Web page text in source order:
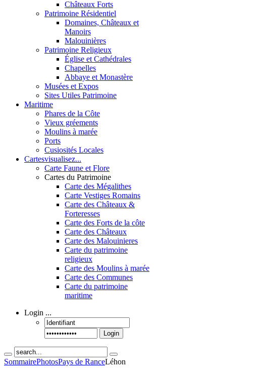
Châteaux Forts
Patrimoine Résidentiel
Domaines, Châteaux et
Manoirs
Malouinières
Patrimoine Religieux
Église et Cathédrales
Chapelles
Abbaye et Monastère
Musées et Expos
Sites Utiles Patrimoine
Maritime
Phares de la Côte
Vieux gréements
Moulins à marée
Ports
Cusiosités Locales
Cartesvisualisez...
Carte Faune et Flore
Cartes du Patrimoine
Carte des Mégalithes
Carte Vestiges Romains
Carte des Châteaux &
Forteresses
Carte des Forts de la côte
Carte des Châteaux
Carte des Malouinieres
Carte du patrimoine
religieux
Carte des Moulins à marée
Carte des Communes
Carte du patrimoine
maritime
Login ...
Login
SommairePhotosPays de RanceLéhon